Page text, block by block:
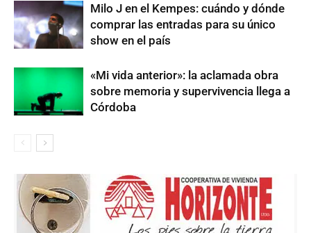
Milo J en el Kempes: cuándo y dónde
comprar las entradas para su único
show en el país
«Mi vida anterior»: la aclamada obra
sobre memoria y supervivencia llega a
Córdoba